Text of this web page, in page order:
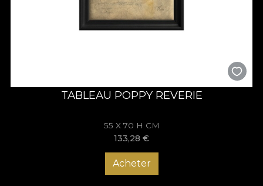
TABLEAU POPPY REVERIE
55 X 70 H CM
133,28 €
Acheter